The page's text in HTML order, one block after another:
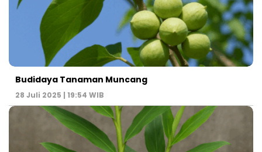
Budidaya Tanaman Muncang
28 Juli 2025 | 19:54 WIB